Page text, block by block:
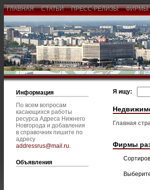
ГЛАВНАЯ СТАТЬИ ПРЕСС-РЕЛИЗЫ
Информация
По всем вопросам
касающихся работы
ресурса Адреса Нижнего
Новгорода и добавления
в справочник пишите по
адресу
addressrus@mail.ru.
Объявления
Я ищу:
Главная
Фирмы